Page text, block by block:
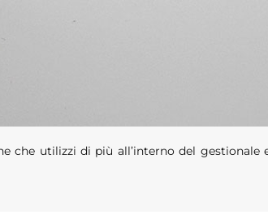
che utilizzi di più all’interno del gestionale